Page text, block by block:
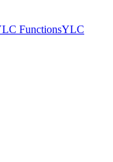
FunctionsYLC